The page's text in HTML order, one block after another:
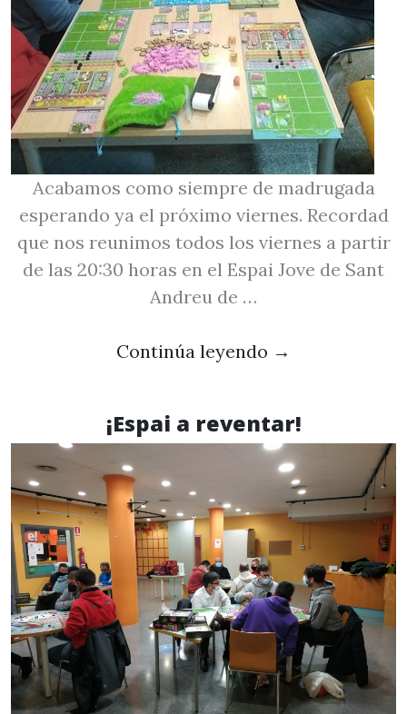
Acabamos como siempre de madrugada
esperando ya el próximo viernes. Recordad
que nos reunimos todos los viernes a partir
de las 20:30 horas en el Espai Jove de Sant
Andreu de …
Continúa leyendo →
¡Espai a reventar!